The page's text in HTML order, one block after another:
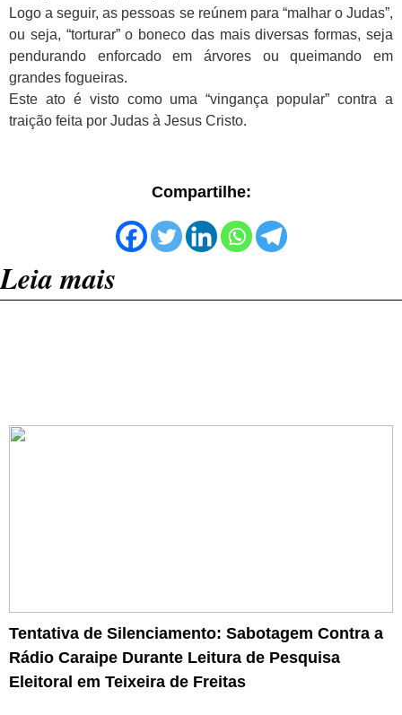
Logo a seguir, as pessoas se reúnem para “malhar o Judas”,
ou seja, “torturar” o boneco das mais diversas formas, seja
pendurando enforcado em árvores ou queimando em
grandes fogueiras.
Este ato é visto como uma “vingança popular” contra a
traição feita por Judas à Jesus Cristo.
Compartilhe:
Leia mais
Tentativa de Silenciamento: Sabotagem Contra a
Rádio Caraipe Durante Leitura de Pesquisa
Eleitoral em Teixeira de Freitas